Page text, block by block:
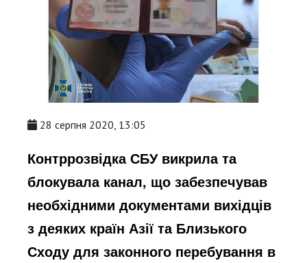
28 серпня 2020, 13:05
Контррозвідка СБУ викрила та
блокувала канал, що забезпечував
необхідними документами вихідців
з деяких країн Азії та Близького
Сходу для законного перебування в